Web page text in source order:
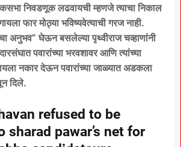
निवडणूक लढवायची म्हणजे त्याचा निकाल
फार मोठ्या भविष्यवेत्याची गरज नाही.
अनुभव” घेऊन बसलेल्या पृथ्वीराज चव्हाणांनी
पवारांच्या भरवशावर आणि त्यांच्या
नकार देऊन पवारांच्या जाळ्यात अडकला
दिले.
refused to be
sharad pawar’s net for